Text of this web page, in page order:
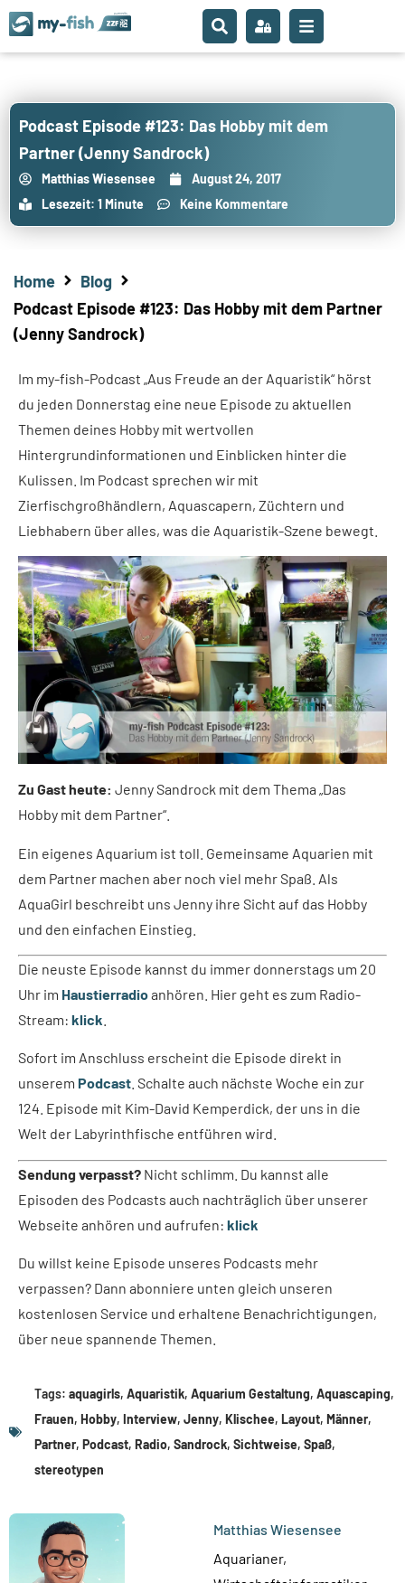
Podcast Episode #123: Das Hobby mit dem
Partner (Jenny Sandrock)
Matthias Wiesensee
August 24, 2017
Lesezeit: 1 Minute
Keine Kommentare
Home
Blog
Podcast Episode #123: Das Hobby mit dem Partner
(Jenny Sandrock)
Im my-fish-Podcast „Aus Freude an der Aquaristik“ hörst
du jeden Donnerstag eine neue Episode zu aktuellen
Themen deines Hobby mit wertvollen
Hintergrundinformationen und Einblicken hinter die
Kulissen. Im Podcast sprechen wir mit
Zierfischgroßhändlern, Aquascapern, Züchtern und
Liebhabern über alles, was die Aquaristik-Szene bewegt.
Zu Gast heute: Jenny Sandrock mit dem Thema „Das
Hobby mit dem Partner“.
Ein eigenes Aquarium ist toll. Gemeinsame Aquarien mit
dem Partner machen aber noch viel mehr Spaß. Als
AquaGirl beschreibt uns Jenny ihre Sicht auf das Hobby
und den einfachen Einstieg.
Die neuste Episode kannst du immer donnerstags um 20
Uhr im Haustierradioanhören. Hier geht es zum Radio-
Stream: klick
Sofort im Anschluss erscheint die Episode direkt in
unserem Podcast . Schalte auch nächste Woche ein zur
124. Episode mit Kim-David Kemperdick, der uns in die
Welt der Labyrinthfische entführen wird.
Sendung verpasst? Nicht schlimm. Du kannst alle
Episoden des Podcasts auch nachträglich über unserer
Webseite anhören und aufrufen: klick
Du willst keine Episode unseres Podcasts mehr
verpassen? Dann abonniere unten gleich unseren
kostenlosen Service und erhaltene Benachrichtigungen,
über neue spannende Themen.
Tags: aquagirls, Aquaristik, Aquarium Gestaltung, Aquascaping,
Frauen, Hobby, Interview, Jenny, Klischee, Layout, Männer,
Partner, Podcast, Radio, Sandrock, Sichtweise, Spaß,
stereotypen
Matthias Wiesensee
Aquarianer,